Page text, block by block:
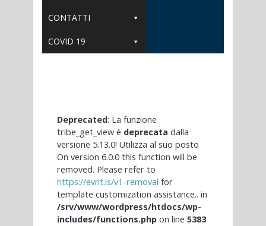
CONTATTI
COVID 19
Deprecated: La funzione
tribe_get_view è deprecata dalla
versione 5.13.0! Utilizza al suo posto
On version 6.0.0 this function will be
removed. Please refer to
https://evnt.is/v1-removal for
template customization assistance.. in
/srv/www/wordpress/htdocs/wp-
includes/functions.php on line 5383